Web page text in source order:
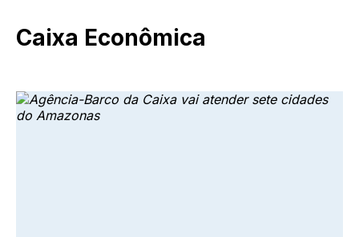
Caixa Econômica